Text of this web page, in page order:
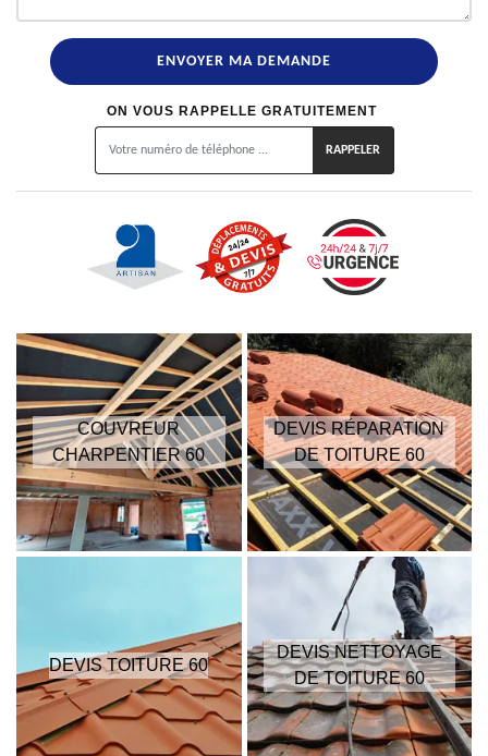
ON VOUS RAPPELLE GRATUITEMENT
COUVREUR
CHARPENTIER 60
DEVIS RÉPARATION
DE TOITURE 60
DEVIS TOITURE 60
DEVIS NETTOYAGE
DE TOITURE 60